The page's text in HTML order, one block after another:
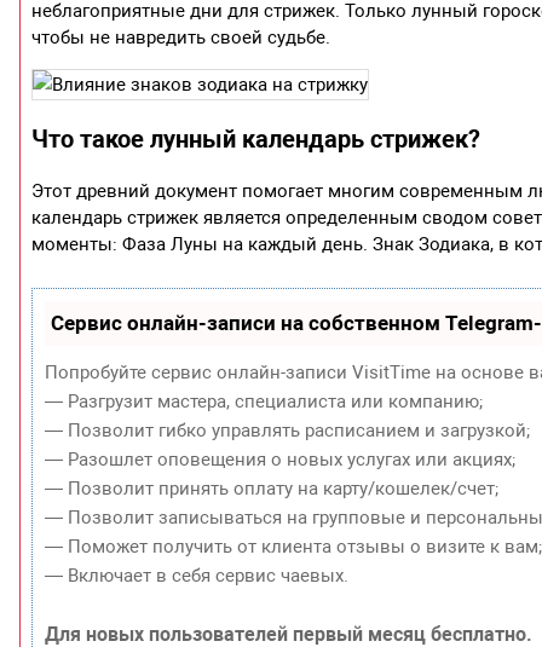
неблагоприятные дни для стрижек. Только лунный
чтобы не навредить своей судьбе.
Что такое лунный календарь стрижек?
Этот древний документ помогает многим
календарь стрижек является определенным сводом
моменты: Фаза Луны на каждый день. Знак Зодиака, в
Сервис онлайн-записи на собственном
Попробуйте сервис онлайн-записи VisitTime на основе
— Разгрузит мастера, специалиста или компанию;
— Позволит гибко управлять расписанием и загрузкой;
— Разошлет оповещения о новых услугах или акциях;
— Позволит принять оплату на карту/кошелек/счет;
— Позволит записываться на групповые и
— Поможет получить от клиента отзывы о визите к вам;
— Включает в себя сервис чаевых.
Для новых пользователей первый месяц бесплатно.